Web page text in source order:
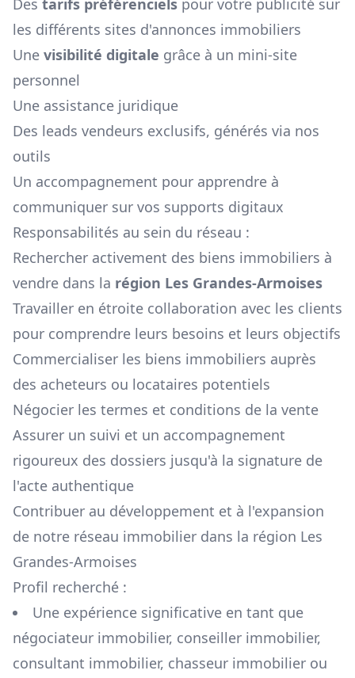
Des tarifs préférenciels pour votre publicité sur
les différents sites d'annonces immobiliers
Une visibilité digitale grâce à un mini-site
personnel
Une assistance juridique
Des leads vendeurs exclusifs, générés via nos
outils
Un accompagnement pour apprendre à
communiquer sur vos supports digitaux
Responsabilités au sein du réseau :
Rechercher activement des biens immobiliers à
vendre dans la région Les Grandes-Armoises
Travailler en étroite collaboration avec les clients
pour comprendre leurs besoins et leurs objectifs
Commercialiser les biens immobiliers auprès
des acheteurs ou locataires potentiels
Négocier les termes et conditions de la vente
Assurer un suivi et un accompagnement
rigoureux des dossiers jusqu'à la signature de
l'acte authentique
Contribuer au développement et à l'expansion
de notre réseau immobilier dans la région Les
Grandes-Armoises
Profil recherché :
Une expérience significative en tant que
négociateur immobilier, conseiller immobilier,
consultant immobilier, chasseur immobilier ou